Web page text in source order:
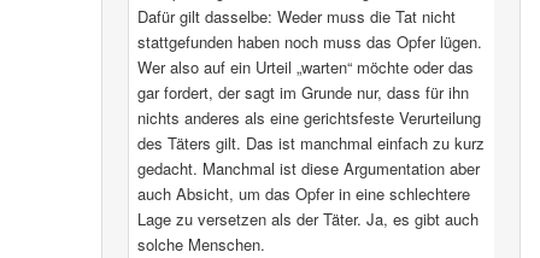
Dafür gilt dasselbe: Weder muss die Tat nicht
stattgefunden haben noch muss das Opfer lügen.
Wer also auf ein Urteil „warten“ möchte oder das
gar fordert, der sagt im Grunde nur, dass für ihn
nichts anderes als eine gerichtsfeste Verurteilung
des Täters gilt. Das ist manchmal einfach zu kurz
gedacht. Manchmal ist diese Argumentation aber
auch Absicht, um das Opfer in eine schlechtere
Lage zu versetzen als der Täter. Ja, es gibt auch
solche Menschen.